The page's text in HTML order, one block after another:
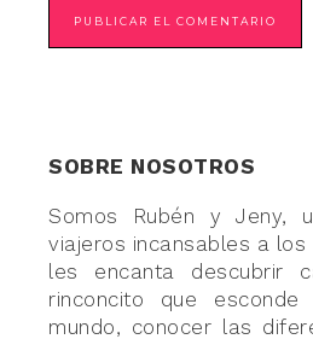
SOBRE NOSOTROS
Somos Rubén y Jeny,
viajeros incansables a los
les encanta descubrir
rinconcito que
mundo, conocer las